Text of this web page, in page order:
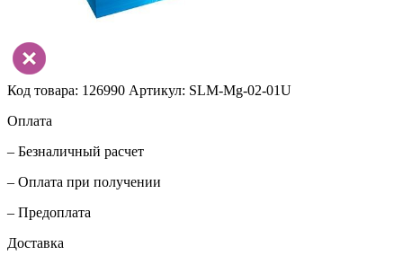
Код товара: 126990 Артикул: SLM-Mg-02-01U
Оплата
– Безналичный расчет
– Оплата при получении
– Предоплата
Доставка